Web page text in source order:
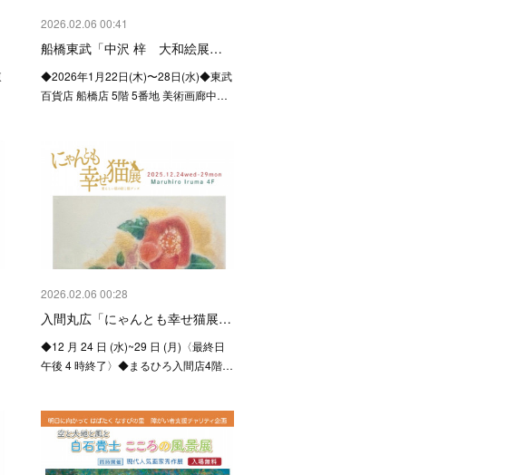
2026.02.06 00:41
船橋東武「中沢 梓 大和絵展…
◆2026年1月22日(木)〜28日(水)◆東武
百貨店 船橋店 5階 5番地 美術画廊中…
2026.02.06 00:28
入間丸広「にゃんとも幸せ猫展…
◆12 月 24 日 (水)~29 日 (月)〈最終日
午後 4 時終了〉◆まるひろ入間店4階…